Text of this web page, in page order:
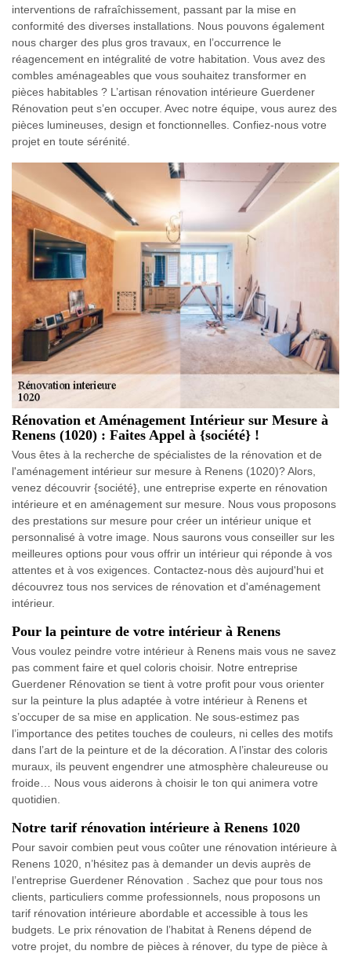
interventions de rafraîchissement, passant par la mise en
conformité des diverses installations. Nous pouvons également
nous charger des plus gros travaux, en l’occurrence le
réagencement en intégralité de votre habitation. Vous avez des
combles aménageables que vous souhaitez transformer en
pièces habitables ? L’artisan rénovation intérieure Guerdener
Rénovation peut s’en occuper. Avec notre équipe, vous aurez des
pièces lumineuses, design et fonctionnelles. Confiez-nous votre
projet en toute sérénité.
Rénovation et Aménagement Intérieur sur Mesure à
Renens (1020) : Faites Appel à {société} !
Vous êtes à la recherche de spécialistes de la rénovation et de
l'aménagement intérieur sur mesure à Renens (1020)? Alors,
venez découvrir {société}, une entreprise experte en rénovation
intérieure et en aménagement sur mesure. Nous vous proposons
des prestations sur mesure pour créer un intérieur unique et
personnalisé à votre image. Nous saurons vous conseiller sur les
meilleures options pour vous offrir un intérieur qui réponde à vos
attentes et à vos exigences. Contactez-nous dès aujourd'hui et
découvrez tous nos services de rénovation et d'aménagement
intérieur.
Pour la peinture de votre intérieur à Renens
Vous voulez peindre votre intérieur à Renens mais vous ne savez
pas comment faire et quel coloris choisir. Notre entreprise
Guerdener Rénovation se tient à votre profit pour vous orienter
sur la peinture la plus adaptée à votre intérieur à Renens et
s’occuper de sa mise en application. Ne sous-estimez pas
l’importance des petites touches de couleurs, ni celles des motifs
dans l’art de la peinture et de la décoration. A l’instar des coloris
muraux, ils peuvent engendrer une atmosphère chaleureuse ou
froide… Nous vous aiderons à choisir le ton qui animera votre
quotidien.
Notre tarif rénovation intérieure à Renens 1020
Pour savoir combien peut vous coûter une rénovation intérieure à
Renens 1020, n’hésitez pas à demander un devis auprès de
l’entreprise Guerdener Rénovation . Sachez que pour tous nos
clients, particuliers comme professionnels, nous proposons un
tarif rénovation intérieure abordable et accessible à tous les
budgets. Le prix rénovation de l’habitat à Renens dépend de
votre projet, du nombre de pièces à rénover, du type de pièce à